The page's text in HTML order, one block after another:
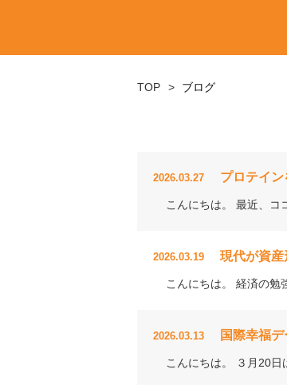
TOP ブログ
2026.03.27 プロテイ
こんにちは。 最近、コ
2026.03.19 現代が資
こんにちは。 経済の勉
2026.03.13 国際幸福
こんにちは。 ３月20日